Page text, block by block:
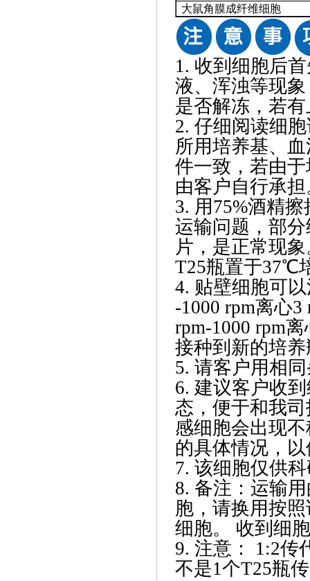
大鼠角膜成纤维细胞
1. 收到细胞后
液、浑浊等现
是否解冻，若
2. 仔细阅读细
所用培养基、
件一致，若由
由客户自行承担
3. 用75%酒精
运输问题，部
片，是正常现
T25瓶置于37℃
4. 贴壁细胞可
-1000 rpm离心
rpm-1000 rpm
接种到新的培
5. 请客户用相
6. 建议客户收
态，便于和我
感细胞会出现
的具体情况，
7. 该细胞仅供
8. 备注：运输
胞，请换用按
细胞。 收到细
9. 注意： 1:2传
不是1个T25瓶